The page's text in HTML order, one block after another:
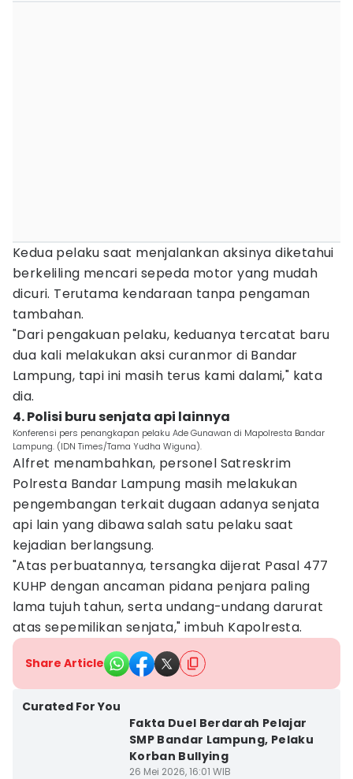
Kedua pelaku saat menjalankan aksinya diketahui
berkeliling mencari sepeda motor yang mudah
dicuri. Terutama kendaraan tanpa pengaman
tambahan.
"Dari pengakuan pelaku, keduanya tercatat baru
dua kali melakukan aksi curanmor di Bandar
Lampung, tapi ini masih terus kami dalami," kata
dia.
4. Polisi buru senjata api lainnya
Konferensi pers penangkapan pelaku Ade Gunawan di Mapolresta Bandar
Lampung. (IDN Times/Tama Yudha Wiguna).
Alfret menambahkan, personel Satreskrim
Polresta Bandar Lampung masih melakukan
pengembangan terkait dugaan adanya senjata
api lain yang dibawa salah satu pelaku saat
kejadian berlangsung.
"Atas perbuatannya, tersangka dijerat Pasal 477
KUHP dengan ancaman pidana penjara paling
lama tujuh tahun, serta undang-undang darurat
atas sepemilikan senjata," imbuh Kapolresta.
Share Article
Curated For You
Fakta Duel Berdarah Pelajar
SMP Bandar Lampung, Pelaku
Korban Bullying
26 Mei 2026, 16:01 WIB